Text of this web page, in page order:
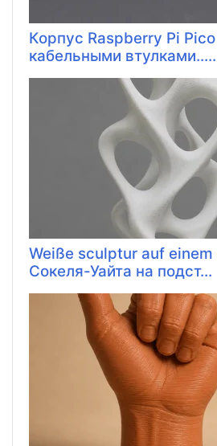
Корпус Raspberry Pi
кабельными
Weiße sculptur auf einem
Сокеля-Уайта на подст...